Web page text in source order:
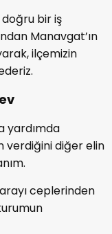
bir iş
Manavgat’ın
ilçemizin
yardımda
verdiğini diğer elin
ceplerinden